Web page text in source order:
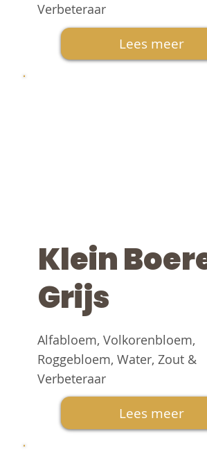
Verbeteraar
Lees meer
Klein
Grijs
Alfabloem, Volkorenbloem,
Roggebloem, Water, Zout &
Verbeteraar
Lees meer